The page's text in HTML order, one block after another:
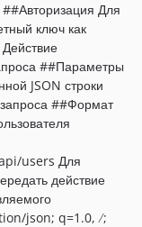
Для
ключ как
##Параметры
JSON строки
##Формат
users Для
действие
json; q=1.0,/;